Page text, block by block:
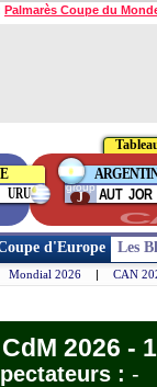
Palmarès Coupe du
URU
group
J
AUT JOR
d'Europe Les
Mondial 2026 | CAN
2026 -
: -